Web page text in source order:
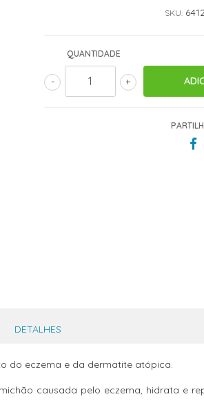
SKU:
QUANTIDADE
+
-
DETALHES
do eczema e da dermatite atópica.
causada pelo eczema, hidrata e